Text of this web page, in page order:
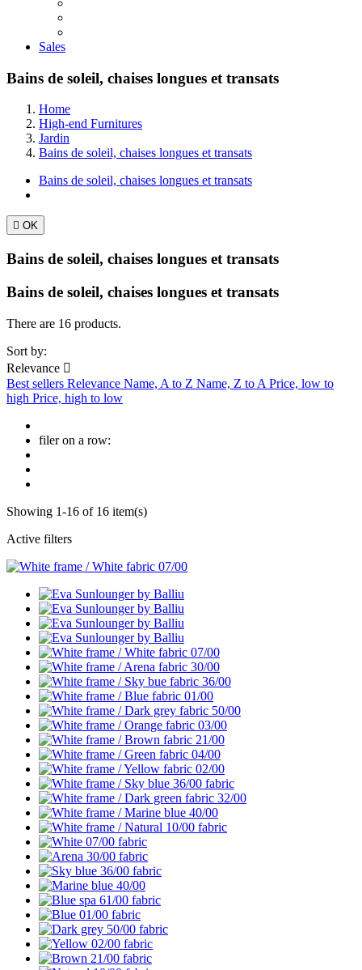
Sales
Bains de soleil, chaises longues et transats
Home
High-end Furnitures
Jardin
Bains de soleil, chaises longues et transats
Bains de soleil, chaises longues et transats
 OK
Bains de soleil, chaises longues et transats
Bains de soleil, chaises longues et transats
There are 16 products.
Sort by:
Relevance 
Best sellers Relevance Name, A to Z Name, Z to A Price, low to
high Price, high to low
filer on a row:
Showing 1-16 of 16 item(s)
Active filters